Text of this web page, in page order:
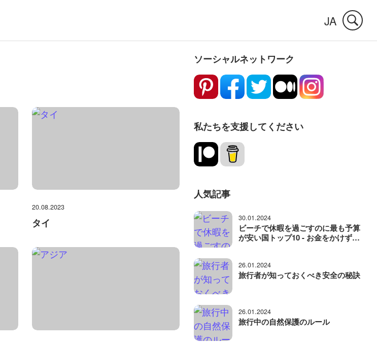
JA
20.08.2023
タイ
ソーシャルネットワーク
私たちを支援してください
人気記事
30.01.2024
ビーチで休暇を過ごすのに最も予算
が安い国トップ10 - お金をかけずに
26.01.2024
旅行者が知っておくべき安全の秘訣
26.01.2024
旅行中の自然保護のルール